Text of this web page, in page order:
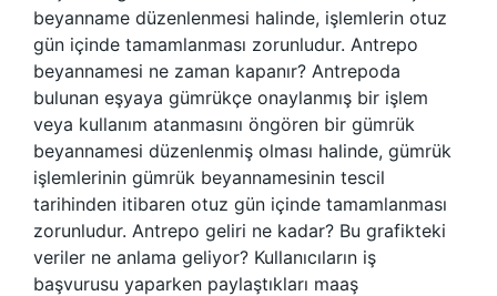
beyanname düzenlenmesi halinde, işlemlerin otuz
gün içinde tamamlanması zorunludur. Antrepo
beyannamesi ne zaman kapanır? Antrepoda
bulunan eşyaya gümrükçe onaylanmış bir işlem
veya kullanım atanmasını öngören bir gümrük
beyannamesi düzenlenmiş olması halinde, gümrük
işlemlerinin gümrük beyannamesinin tescil
tarihinden itibaren otuz gün içinde tamamlanması
zorunludur. Antrepo geliri ne kadar? Bu grafikteki
veriler ne anlama geliyor? Kullanıcıların iş
başvurusu yaparken paylaştıkları maaş